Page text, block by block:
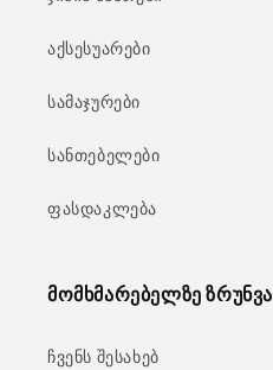
აქსესუარები
სამაჯურები
სანთებელები
ფასდაკლება
მომხმარებელზე ზრუნვა
ჩვენს შესახებ